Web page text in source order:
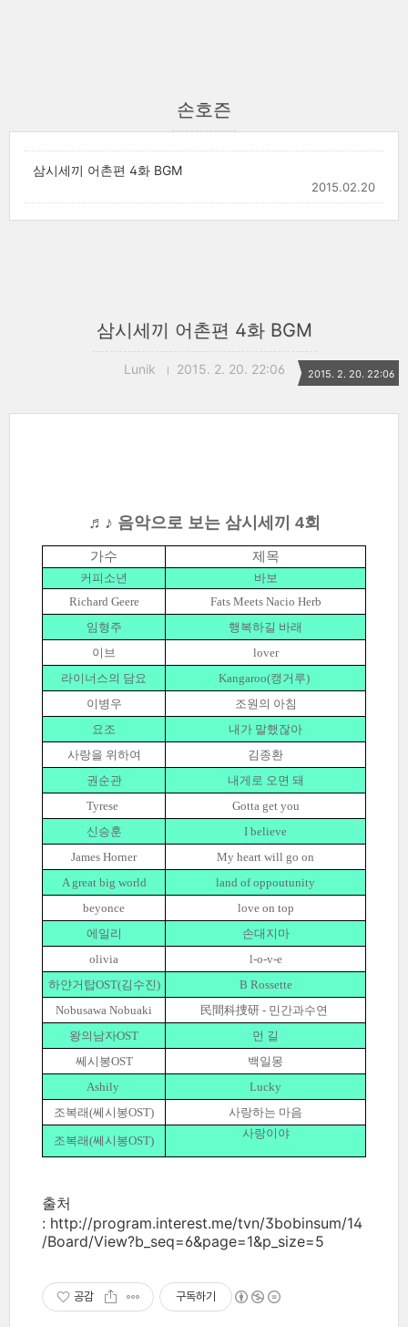
손호즌
삼시세끼 어촌편 4화 BGM
2015.02.20
삼시세끼 어촌편 4화 BGM
Lunik 2015. 2. 20. 22:06 2015. 2. 20. 22:06
♬♪ 음악으로 보는 삼시세끼 4회
가수 제목
커피소년
바보
Richard Geere
Fats Meets Nacio Herb
임형주
행복하길 바래
이브
lover
라이너스의 담요
Kangaroo(캥거루)
이병우
조원의 아침
요조
내가 말했잖아
사랑을 위하여
김종환
권순관
내게로 오면 돼
Tyrese
Gotta get you
신승훈
I believe
James Horner
My heart will go on
A great big world
land of oppoutunity
beyonce
love on top
에일리
손대지마
olivia
l-o-v-e
하얀거탑OST(김수진)
B Rossette
Nobusawa Nobuaki
民間科捜研 - 민간과수연
왕의남자OST
먼 길
쎄시봉OST
백일몽
Ashily
Lucky
조복래(쎄시봉OST)
사랑하는 마음
조복래(쎄시봉OST)
사랑이야
출처
: http://program.interest.me/tvn/3bobinsum/14
/Board/View?b_seq=6&page=1&p_size=5
공감 구독하기